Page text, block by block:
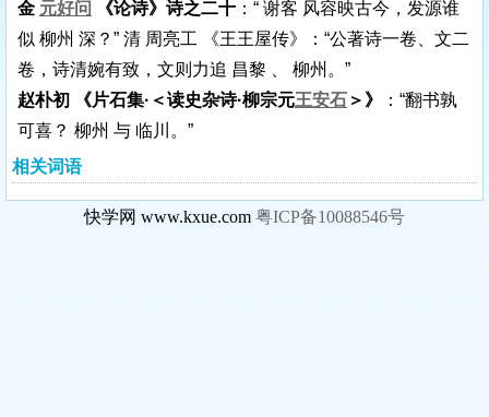
金 元好问 《论诗》诗之二十 ：“ 谢客 风容映古今，发源谁
似 柳州 深？” 清 周亮工 《王王屋传》：“公著诗一卷、文二
卷，诗清婉有致，文则力追 昌黎 、 柳州。”
赵朴初 《片石集·＜读史杂诗·柳宗元王安石 ＞》
：“翻书孰
可喜？ 柳州 与 临川。”
相关词语
快学网 www.kxue.com 粤ICP备10088546号